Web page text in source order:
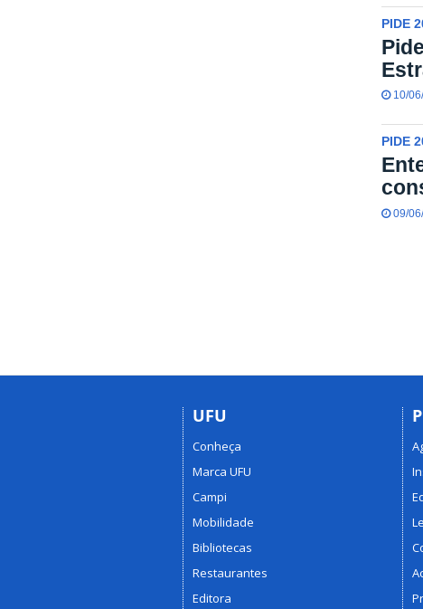
PIDE
10/
PIDE
09/
UFU
Conheça
Marca UFU
Campi
Mobilidade
Bibliotecas
Restaurantes
Editora